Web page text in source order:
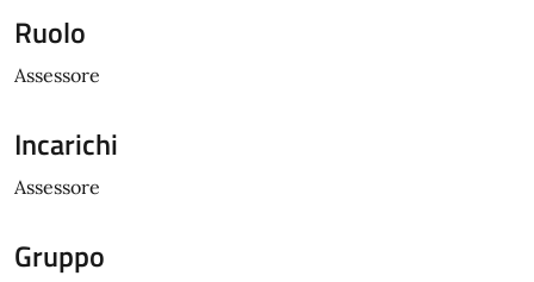
Ruolo
Assessore
Incarichi
Assessore
Gruppo